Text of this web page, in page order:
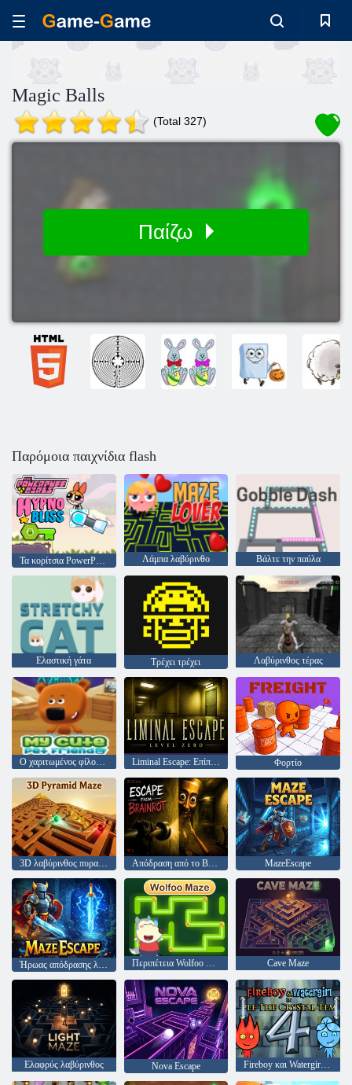
Magic Balls
(Total 327)
Παίζω
Παρόμοια παιχνίδια flash
Τα κορίτσια PowerPuff Hypno Bliss Λάμπα λαβύρινθο Βάλτε την παύλα
Ελαστική γάτα Τρέχει τρέχει Λαβύρινθος τέρας
Ο χαριτωμένος φίλος μου για κατοικίδια Liminal Escape: Επίπεδο Μηδέν Φορτίο
3D λαβύρινθος πυραμίδας Απόδραση από το Brainrot MazeEscape
Περιπέτεια Wolfoo Maze Cave Maze
Ελαφρύς λαβύρινθος Nova Escape Fireboy και Watergirl 4: Crystal Temple